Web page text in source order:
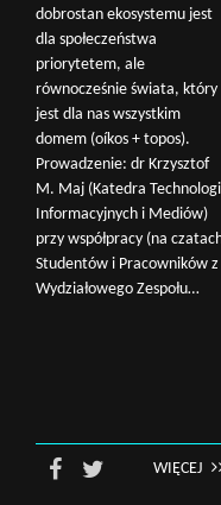
dobrostan ekosystemu jest
dla społeczeństwa
priorytetem, ale
równocześnie świata, który
jest dla nas wszystkim
domem (oíkos + topos).
Prowadzenie: dr Krzysztof
M. Maj (Katedra
Informacyjnych i Mediów)
przy współpracy (na
Studentów i Pracowników z
Wydziałowego Zespołu…
WIĘCEJ